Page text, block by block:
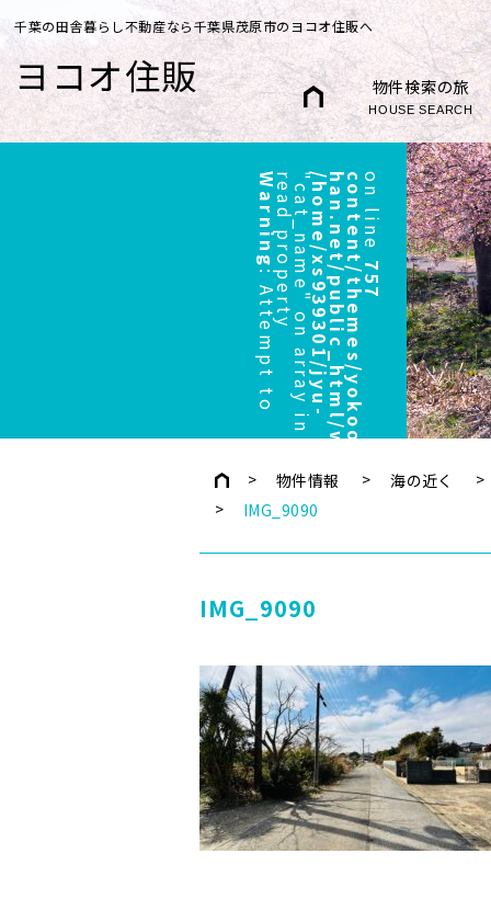
千葉の田舎暮らし不動産なら千葉県茂原市のヨコオ住販へ
ヨコオ住販 物件検索の旅
HOUSE SEARCH
Warning
:
A
t
t
e
m
p
t
t
o
r
e
a
d
p
r
o
p
e
r
t
y
"
c
a
t
_
n
a
m
e
"
o
n
a
r
r
a
y
i
n/
h
o
m
e
/
x
s
9
3
9
3
0
1
/
j
y
u
-
h
a
n
.
n
e
t
/
p
u
b
l
i
c
_
h
t
m
l
/
w
p
/
w
p
-
c
o
n
t
e
n
t
/
t
h
e
m
e
s
/
y
o
k
o
o
/
h
e
a
d
e
r
.
p
hpon line
757
物件情報
海の近く
IMG_9090
IMG_9090